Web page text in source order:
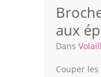
aux
Dans
Couper